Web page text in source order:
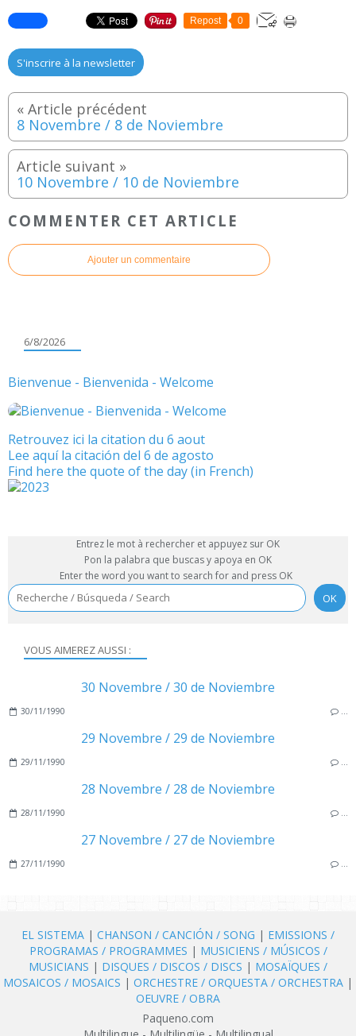
Repost 0
S'inscrire à la newsletter
8 Novembre / 8 de Noviembre
10 Novembre / 10 de Noviembre
COMMENTER CET ARTICLE
Ajouter un commentaire
VOUS AIMEREZ AUSSI :
30 Novembre / 30 de Noviembre
30/11/1990 …
29 Novembre / 29 de Noviembre
29/11/1990 …
28 Novembre / 28 de Noviembre
28/11/1990 …
27 Novembre / 27 de Noviembre
27/11/1990 …
6/8/2026
Bienvenue - Bienvenida - Welcome
Retrouvez ici la citation du 6 aout
Lee aquí la citación del 6 de agosto
Find here the quote of the day (in French)
Entrez le mot à rechercher et appuyez sur OK
Pon la palabra que buscas y apoya en OK
Enter the word you want to search for and press OK
EL SISTEMA | CHANSON / CANCIÓN / SONG | EMISSIONS /
PROGRAMAS / PROGRAMMES | MUSICIENS / MÚSICOS /
MUSICIANS | DISQUES / DISCOS / DISCS | MOSAÏQUES /
MOSAICOS / MOSAICS | ORCHESTRE / ORQUESTA / ORCHESTRA |
OEUVRE / OBRA
Paqueno.com